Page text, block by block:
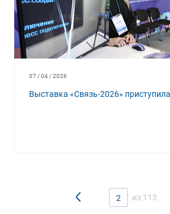
07 / 04 / 2026
Выставка «Связь-2026»
2 из 113